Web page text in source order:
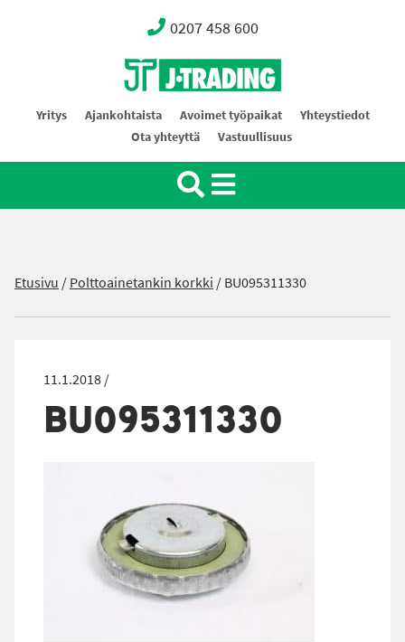
0207 458 600
Oy J-Trading Ab
Yritys Ajankohtaista Avoimet työpaikat
Yhteystiedot
Ota yhteyttä
Vastuullisuus
Etusivu /Polttoainetankin korkki /BU095311330
11.1.2018 /
BU095311330